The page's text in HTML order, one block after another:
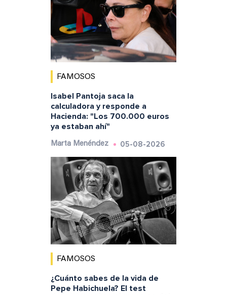
FAMOSOS
Isabel Pantoja saca la
calculadora y responde a
Hacienda: "Los 700.000 euros
ya estaban ahí"
Marta Menéndez 05-08-2026
FAMOSOS
¿Cuánto sabes de la vida de
Pepe Habichuela? El test